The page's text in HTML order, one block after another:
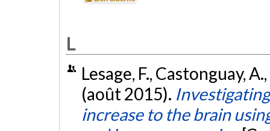
L
Lesage, F., Castonguay,
(août 2015).
increase to the brain